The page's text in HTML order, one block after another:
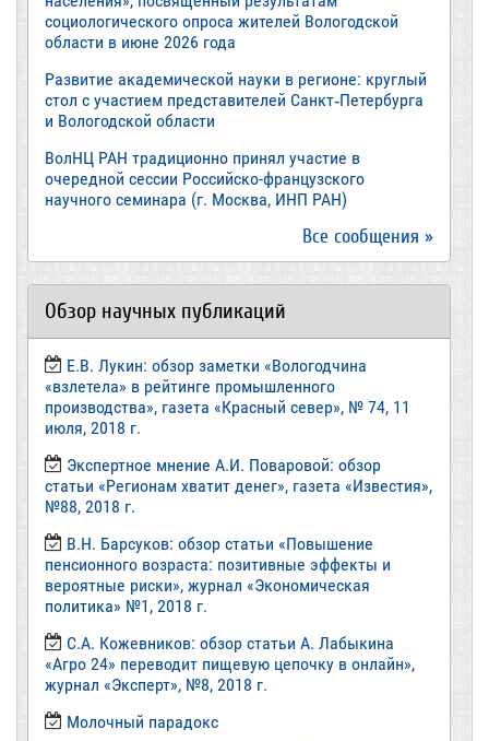
социологического опроса жителей Вологодской
области в июне 2026 года
Развитие академической науки в регионе: круглый
стол с участием представителей Санкт‑Петербурга
и Вологодской области
ВолНЦ РАН традиционно принял участие в
очередной сессии Российско-французского
научного семинара (г. Москва, ИНП РАН)
Все сообщения »
Обзор научных публикаций
Е.В. Лукин: обзор заметки «Вологодчина
«взлетела» в рейтинге промышленного
производства», газета «Красный север», № 74, 11
июля, 2018 г.
Экспертное мнение А.И. Поваровой: обзор
статьи «Регионам хватит денег», газета «Известия»,
№88, 2018 г.
В.Н. Барсуков: обзор статьи «Повышение
пенсионного возраста: позитивные эффекты и
вероятные риски», журнал «Экономическая
политика» №1, 2018 г.
С.А. Кожевников: обзор статьи А. Лабыкина
«Агро 24» переводит пищевую цепочку в онлайн»,
журнал «Эксперт», №8, 2018 г.
Молочный парадокс